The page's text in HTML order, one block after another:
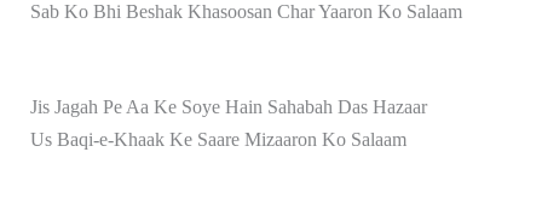
Sab Ko Bhi Beshak Khasoosan Char Yaaron Ko Salaam
Jis Jagah Pe Aa Ke Soye Hain Sahabah Das Hazaar
Us Baqi-e-Khaak Ke Saare Mizaaron Ko Salaam